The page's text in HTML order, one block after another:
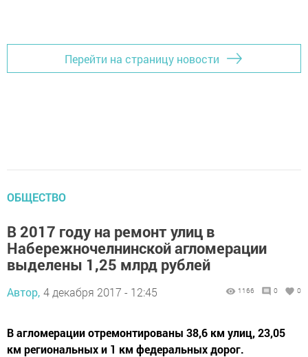
Перейти на страницу новости
ОБЩЕСТВО
В 2017 году на ремонт улиц в
Набережночелнинской агломерации
выделены 1,25 млрд рублей
Автор, 4 декабря 2017 - 12:45 1166 0 0
В агломерации отремонтированы 38,6 км улиц, 23,05
км региональных и 1 км федеральных дорог.